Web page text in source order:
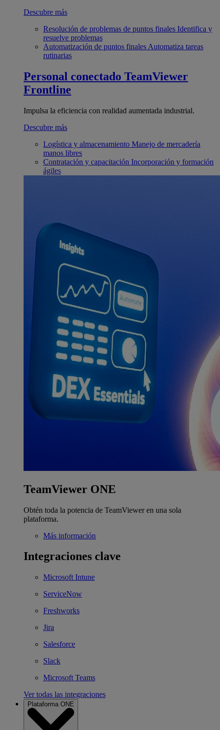
Descubre más
Resolución de problemas de puntos finales Identifica y
resuelve problemas
Automatización de puntos finales Automatiza tareas
rutinarias
Personal conectado TeamViewer
Frontline
Impulsa la eficiencia con realidad aumentada industrial.
Descubre más
Logística y almacenamiento Manejo de mercadería
manos libres
Contratación y capacitación Incorporación y formación
ágiles
TeamViewer ONE
Obtén toda la potencia de TeamViewer en una sola
plataforma.
Más información
Integraciones clave
Microsoft Intune
ServiceNow
Freshworks
Jira
Salesforce
Slack
Microsoft Teams
Ver todas las integraciones
Plataforma ONE